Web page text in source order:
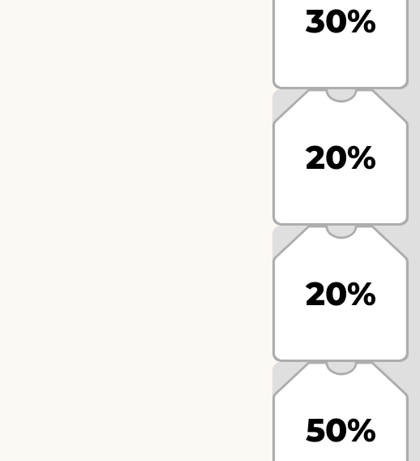
30%
20%
20%
50%